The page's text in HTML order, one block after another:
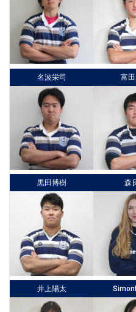
名波栄司 富
黒田博樹 森
井上陽太